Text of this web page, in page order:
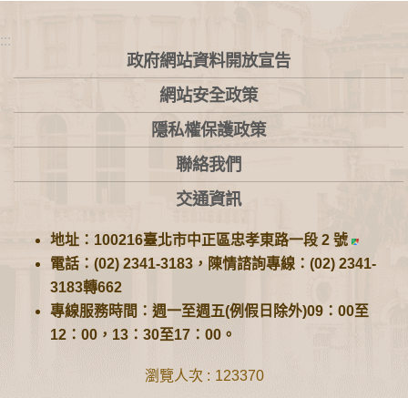
:::
政府網站資料開放宣告
網站安全政策
隱私權保護政策
聯絡我們
交通資訊
地址：100216臺北市中正區忠孝東路一段 2 號
電話：(02) 2341-3183，陳情諮詢專線：(02) 2341-
3183轉662
專線服務時間：週一至週五(例假日除外)09：00至
12：00，13：30至17：00。
瀏覽人次 123370